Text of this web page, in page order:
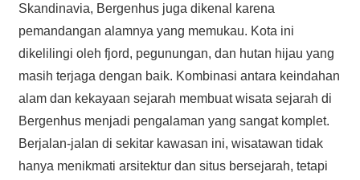
Skandinavia, Bergenhus juga dikenal karena
pemandangan alamnya yang memukau. Kota ini
dikelilingi oleh fjord, pegunungan, dan hutan hijau yang
masih terjaga dengan baik. Kombinasi antara keindahan
alam dan kekayaan sejarah membuat wisata sejarah di
Bergenhus menjadi pengalaman yang sangat komplet.
Berjalan-jalan di sekitar kawasan ini, wisatawan tidak
hanya menikmati arsitektur dan situs bersejarah, tetapi